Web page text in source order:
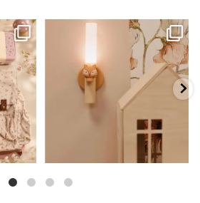
✨ חוזרים למסגרת בסטייל! ✨
גם פריט עיצובי לחדר, גם מנורת לילה
...
3 0